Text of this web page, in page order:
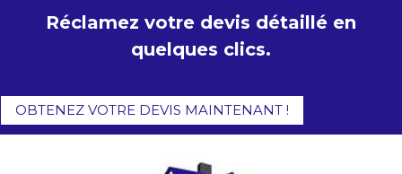
Réclamez votre devis détaillé en
quelques clics.
OBTENEZ VOTRE DEVIS MAINTENANT !